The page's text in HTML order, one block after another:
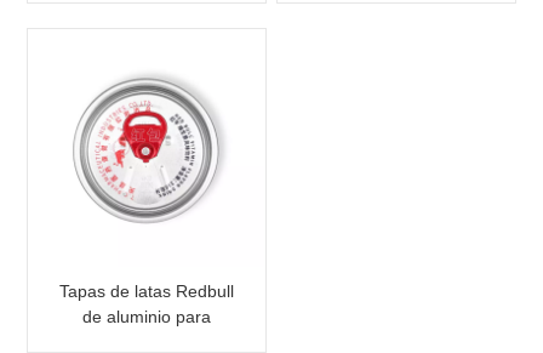
Tapas de latas Redbull
de aluminio para